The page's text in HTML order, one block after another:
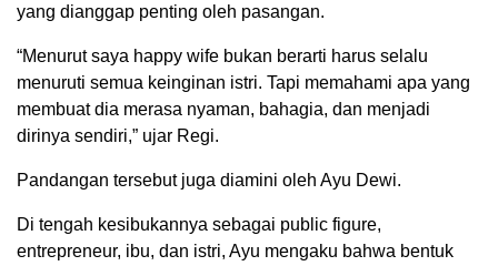
yang dianggap penting oleh pasangan.
“Menurut saya happy wife bukan berarti harus selalu
menuruti semua keinginan istri. Tapi memahami apa yang
membuat dia merasa nyaman, bahagia, dan menjadi
dirinya sendiri,” ujar Regi.
Pandangan tersebut juga diamini oleh Ayu Dewi.
Di tengah kesibukannya sebagai public figure,
entrepreneur, ibu, dan istri, Ayu mengaku bahwa bentuk